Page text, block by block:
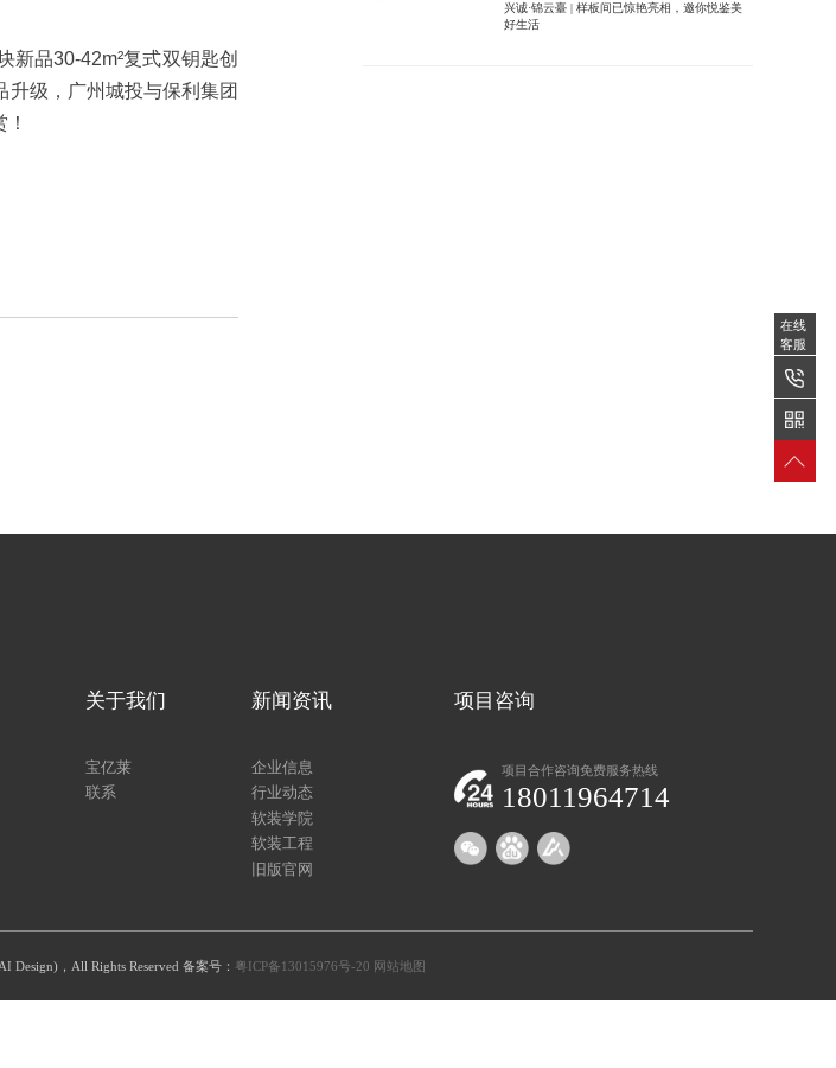
品30-42m²复式双钥匙创
级，广州城投与保利集团
兴诚·锦云臺 | 样板间已惊艳亮相，邀你悦鉴美
好生活
在线
客服
在线
客服
关于我们
宝亿莱
联系
新闻资讯
企业信息
行业动态
软装学院
软装工程
旧版官网
项目咨询
项目合作咨询免费服务热线
18011964714
，All Rights Reserved 备案号： 粤ICP备13015976号-20 网站地图